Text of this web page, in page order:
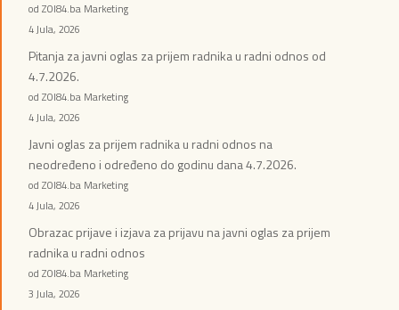
od ZOI84.ba Marketing
4 Jula, 2026
Pitanja za javni oglas za prijem radnika u radni odnos od
4.7.2026.
od ZOI84.ba Marketing
4 Jula, 2026
Javni oglas za prijem radnika u radni odnos na
neodređeno i određeno do godinu dana 4.7.2026.
od ZOI84.ba Marketing
4 Jula, 2026
Obrazac prijave i izjava za prijavu na javni oglas za prijem
radnika u radni odnos
od ZOI84.ba Marketing
3 Jula, 2026